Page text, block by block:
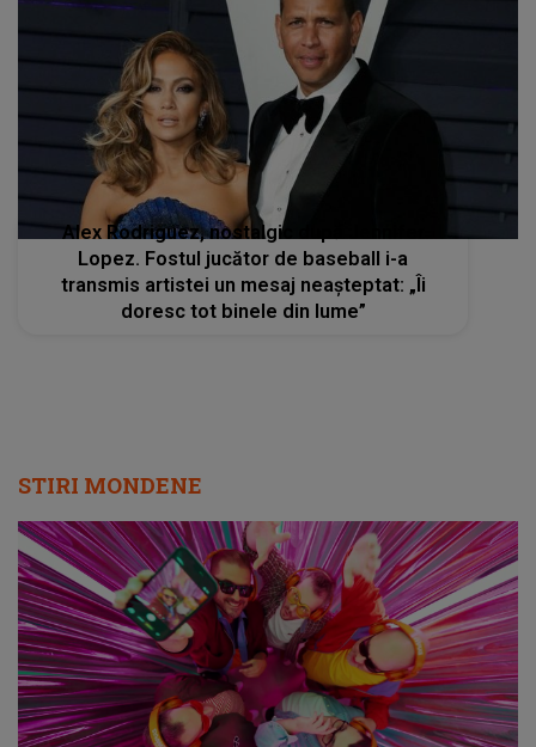
Alex Rodriguez, nostalgic după Jennifer
Lopez. Fostul jucător de baseball i-a
transmis artistei un mesaj neașteptat: „Îi
doresc tot binele din lume”
STIRI MONDENE